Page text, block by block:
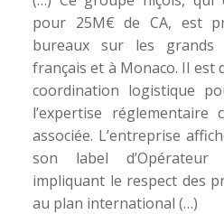
pour 25M€ de CA, est
bureaux sur les
français et à Monaco. Il est
coordination logistique
l’expertise
associée. L’entreprise
son label d’Opérateur
impliquant le respect des
au plan international (…)